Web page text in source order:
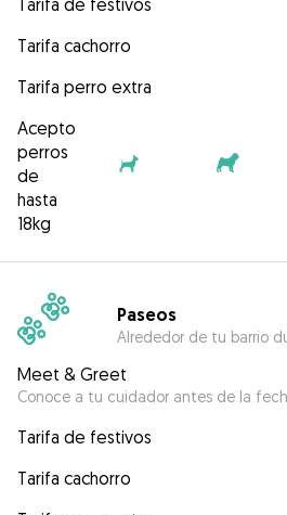
Tarifa de festivos
Tarifa cachorro
Tarifa perro extra
Acepto
perros
de
hasta
18kg
Paseos
Alrededor de tu barrio
Meet & Greet
Conoce a tu cuidador antes de la
Tarifa de festivos
Tarifa cachorro